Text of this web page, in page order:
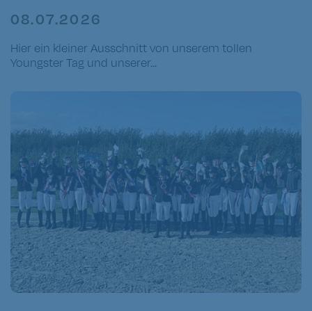
08.07.2026
Hier ein kleiner Ausschnitt von unserem tollen
Youngster Tag und unserer...